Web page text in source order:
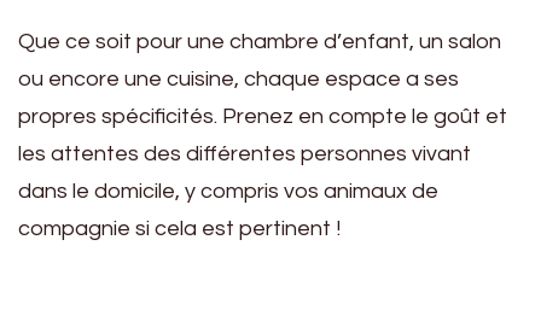
Que ce soit pour une chambre d’enfant, un salon
ou encore une cuisine, chaque espace a ses
propres spécificités. Prenez en compte le goût et
les attentes des différentes personnes vivant
dans le domicile, y compris vos animaux de
compagnie si cela est pertinent !